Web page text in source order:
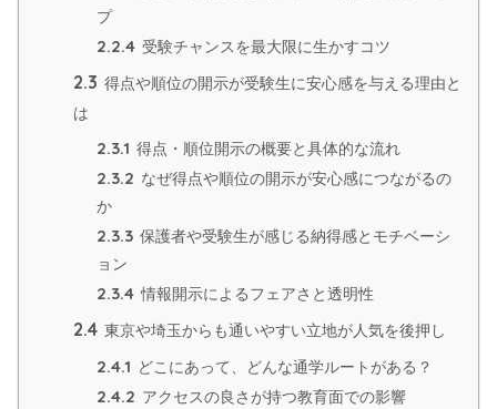
プ
2.2.4 受験チャンスを最大限に生かすコツ
2.3 得点や順位の開示が受験生に安心感を与える理由と
は
2.3.1 得点・順位開示の概要と具体的な流れ
2.3.2 なぜ得点や順位の開示が安心感につながるの
か
2.3.3 保護者や受験生が感じる納得感とモチベーシ
ョン
2.3.4 情報開示によるフェアさと透明性
2.4 東京や埼玉からも通いやすい立地が人気を後押し
2.4.1 どこにあって、どんな通学ルートがある？
2.4.2 アクセスの良さが持つ教育面での影響